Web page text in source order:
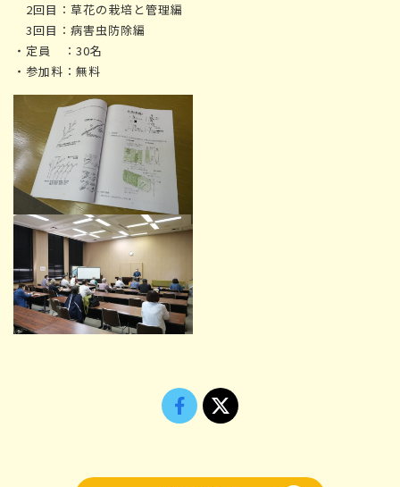
2回目：草花の栽培と管理編
3回目：病害虫防除編
・定員 ：30名
・参加料：無料